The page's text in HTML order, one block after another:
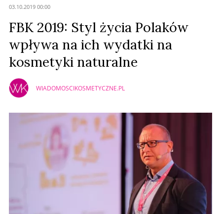
03.10.2019 00:00
FBK 2019: Styl życia Polaków
wpływa na ich wydatki na
kosmetyki naturalne
WIADOMOSCIKOSMETYCZNE.PL